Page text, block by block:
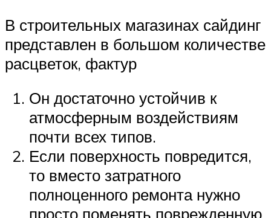
В строительных магазинах сайдинг
представлен в большом количестве
расцветок, фактур
Он достаточно устойчив к
атмосферным воздействиям
почти всех типов.
Если поверхность повредится,
то вместо затратного
полноценного ремонта нужно
просто поменять поврежденную